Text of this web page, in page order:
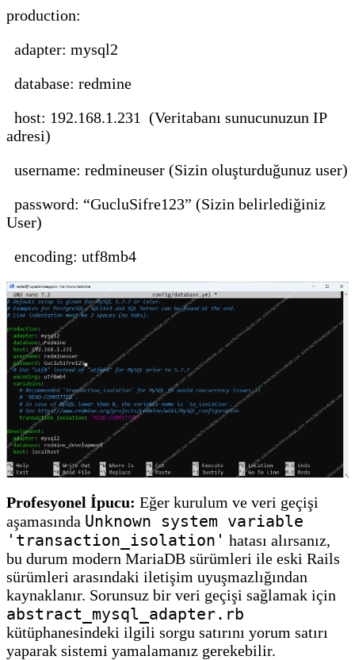
production:
adapter: mysql2
database: redmine
host: 192.168.1.231 (Veritabanı sunucunuzun IP
adresi)
username: redmineuser (Sizin oluşturduğunuz user)
password: “GucluSifre123” (Sizin belirlediğiniz
User)
encoding: utf8mb4
Profesyonel İpucu: Eğer kurulum ve veri geçişi
aşamasında Unknown system variable
'transaction_isolation' hatası alırsanız,
bu durum modern MariaDB sürümleri ile eski Rails
sürümleri arasındaki iletişim uyuşmazlığından
kaynaklanır. Sorunsuz bir veri geçişi sağlamak için
abstract_mysql_adapter.rb
kütüphanesindeki ilgili sorgu satırını yorum satırı
yaparak sistemi yamalamanız gerekebilir.